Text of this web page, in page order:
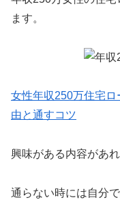
ます。
女性年収250万住宅
由と通すコツ
興味がある内容があ
通らない時には自分で